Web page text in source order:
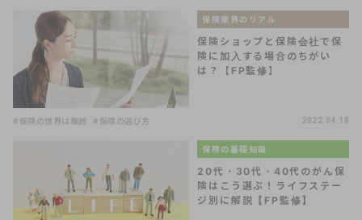
保険業界のリアル
保険ショップと保険会社で保
険に加入する場合のちがい
は？【FP監修】
#保険の世界は複雑 #保険の選び方 2022.04.18
保険の基礎知識
20代・30代・40代のがん保
険はこう選ぶ！ライフステー
ジ別に解説【FP監修】